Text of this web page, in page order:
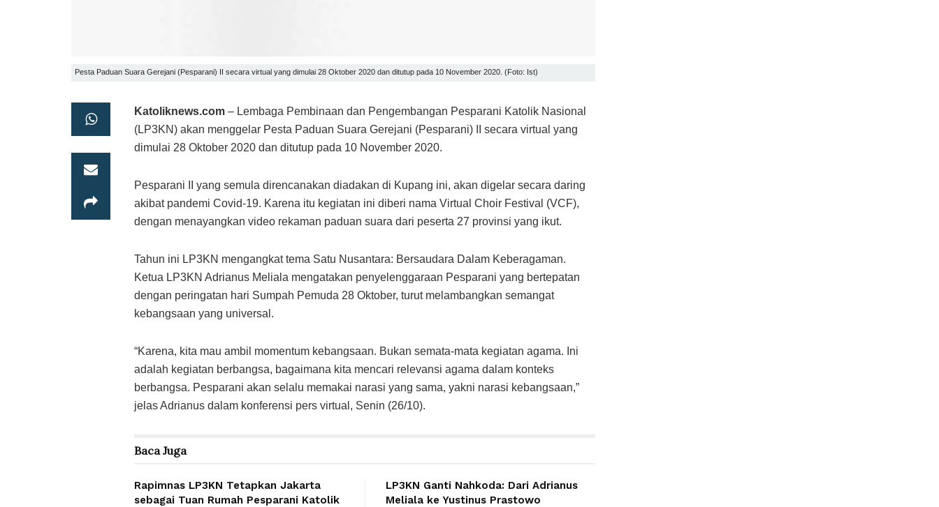
Pesta Paduan Suara Gerejani (Pesparani) II secara virtual yang dimulai 28 Oktober 2020 dan ditutup pada 10 November 2020. (Foto: Ist)
Katoliknews.com – Lembaga Pembinaan dan Pengembangan Pesparani Katolik Nasional
(LP3KN) akan menggelar Pesta Paduan Suara Gerejani (Pesparani) II secara virtual yang
dimulai 28 Oktober 2020 dan ditutup pada 10 November 2020.
Pesparani II yang semula direncanakan diadakan di Kupang ini, akan digelar secara daring
akibat pandemi Covid-19. Karena itu kegiatan ini diberi nama Virtual Choir Festival (VCF),
dengan menayangkan video rekaman paduan suara dari peserta 27 provinsi yang ikut.
Tahun ini LP3KN mengangkat tema Satu Nusantara: Bersaudara Dalam Keberagaman.
Ketua LP3KN Adrianus Meliala mengatakan penyelenggaraan Pesparani yang bertepatan
dengan peringatan hari Sumpah Pemuda 28 Oktober, turut melambangkan semangat
kebangsaan yang universal.
“Karena, kita mau ambil momentum kebangsaan. Bukan semata-mata kegiatan agama. Ini
adalah kegiatan berbangsa, bagaimana kita mencari relevansi agama dalam konteks
berbangsa. Pesparani akan selalu memakai narasi yang sama, yakni narasi kebangsaan,”
jelas Adrianus dalam konferensi pers virtual, Senin (26/10).
Baca Juga
Rapimnas LP3KN Tetapkan Jakarta
sebagai Tuan Rumah Pesparani Katolik
LP3KN Ganti Nahkoda: Dari Adrianus
Meliala ke Yustinus Prastowo